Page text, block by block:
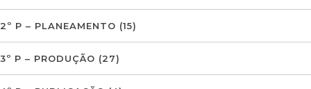
2º P – PLANEAMENTO (15)
3º P – PRODUÇÃO (27)